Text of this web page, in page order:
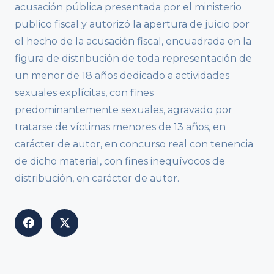
acusación pública presentada por el ministerio
publico fiscal y autorizó la apertura de juicio por
el hecho de la acusación fiscal, encuadrada en la
figura de distribución de toda representación de
un menor de 18 años dedicado a actividades
sexuales explícitas, con fines
predominantemente sexuales, agravado por
tratarse de víctimas menores de 13 años, en
carácter de autor, en concurso real con tenencia
de dicho material, con fines inequívocos de
distribución, en carácter de autor.